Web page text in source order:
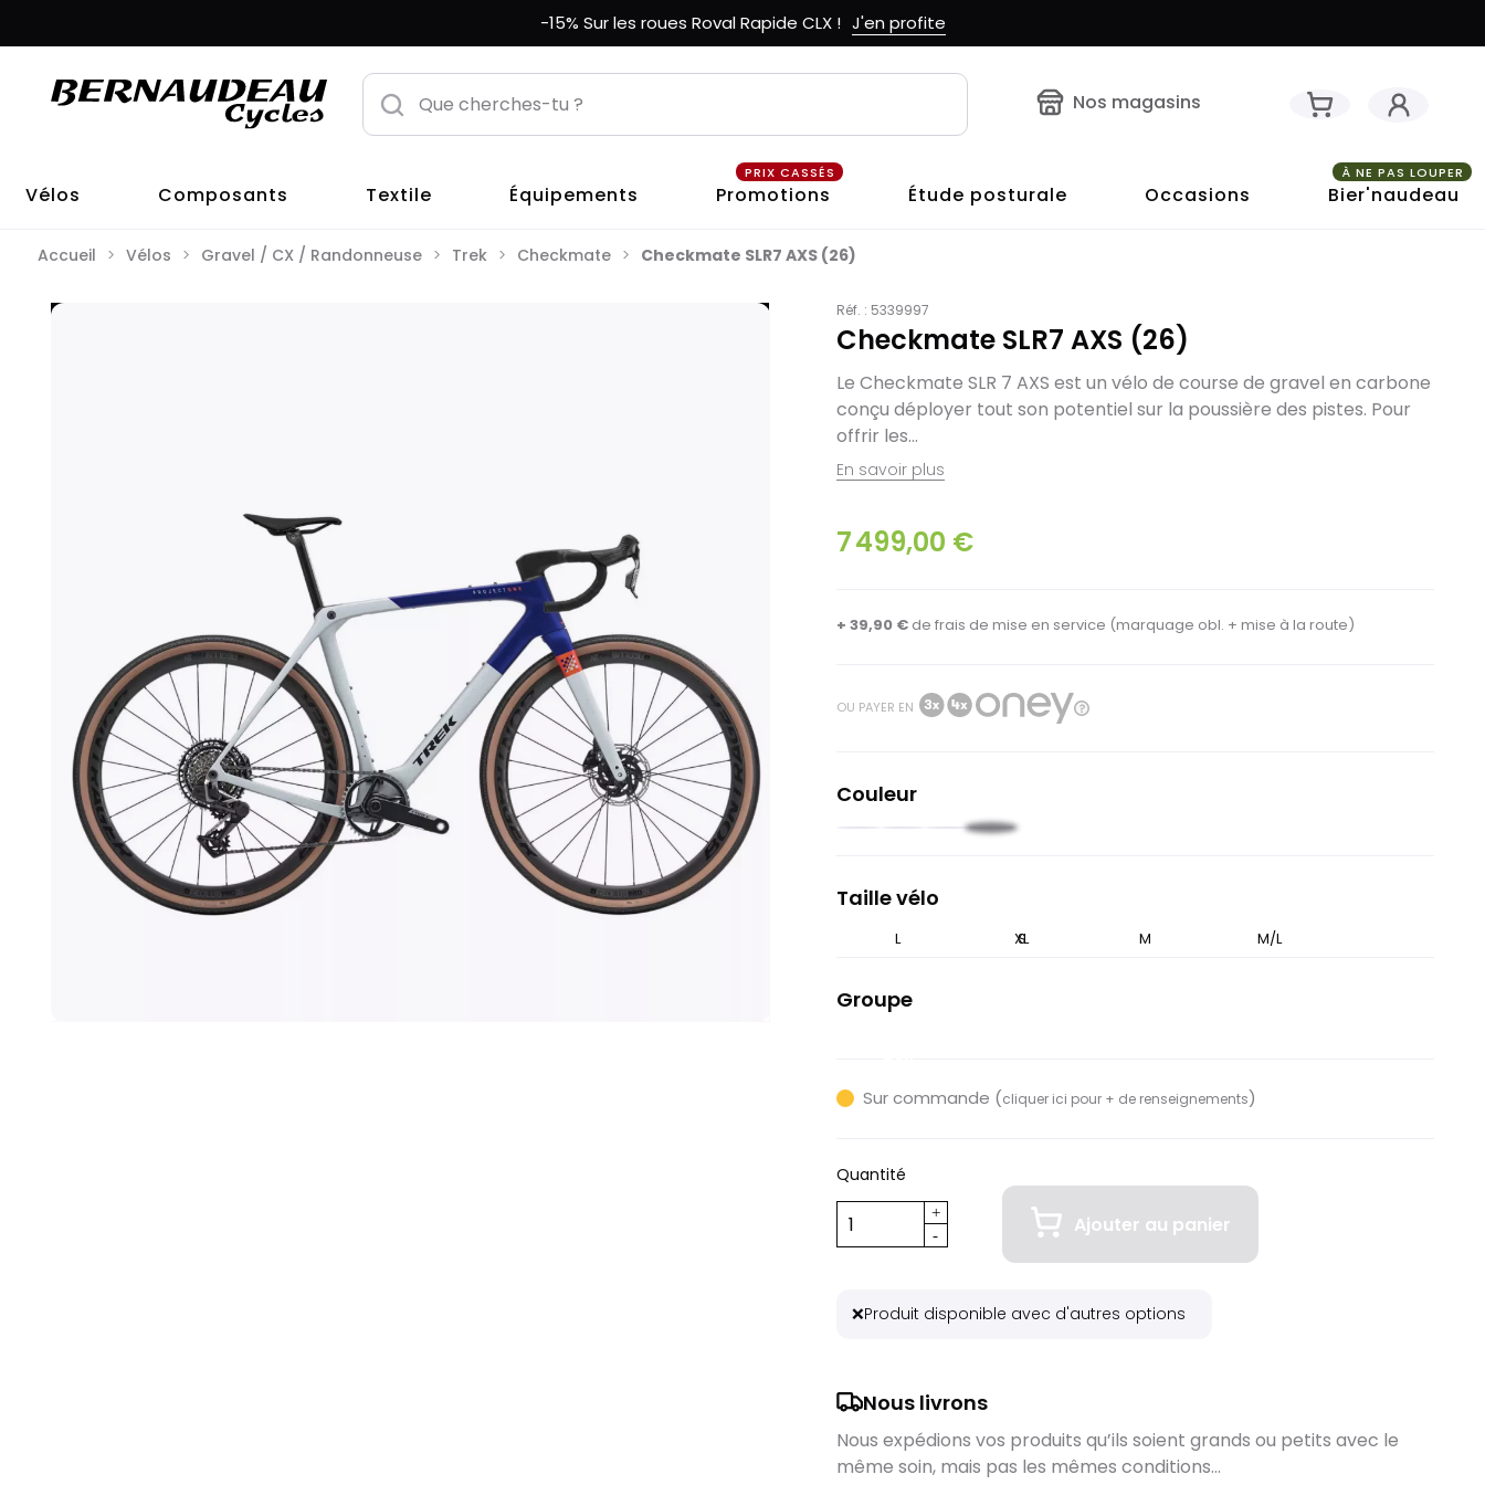
-15% Sur les roues Roval Rapide CLX ! J'en profite
Nos magasins
Vélos Composants Textile Équipements Promotions
PRIX CASSÉS
Étude posturale Occasions Bier'naudeau
À NE PAS LOUPER
Accueil Vélos Gravel / CX / Randonneuse Trek Checkmate Checkmate SLR7 AXS (26)
Réf. : 5339997
Checkmate SLR7 AXS (26)
Le Checkmate SLR 7 AXS est un vélo de course de gravel en carbone
conçu déployer tout son potentiel sur la poussière des pistes. Pour
offrir les...
En savoir plus
7 499,00 €
+ 39,90 €de frais de mise en service (marquage obl. + mise à la route)
OU PAYER EN
Couleur
BlancBleu
Taille vélo
XS S M M/L
L XL
Groupe
Sur commande (cliquer ici pour + de renseignements)
Quantité
Ajouter au panier
❌Produit disponible avec d'autres options
Nous livrons
Nous expédions vos produits qu’ils soient grands ou petits avec le
même soin, mais pas les mêmes conditions…